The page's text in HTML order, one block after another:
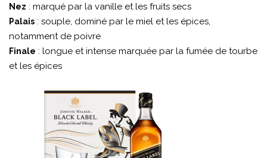
Nez : marqué par la vanille et les fruits secs
Palais : souple, dominé par le miel et les épices,
notamment de poivre
Finale : longue et intense marquée par la fumée de tourbe
et les épices